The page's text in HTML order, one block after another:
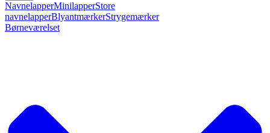
NavnelapperMinilapperStore
navnelapperBlyantmærkerStrygemærker
Børneværelset